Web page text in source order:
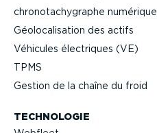
chrono­ta­chy­graphe numérique
Géolo­ca­li­sation des actifs
Véhicules électriques (VE)
TPMS
Gestion de la chaîne du froid
TECHNOLOGIE